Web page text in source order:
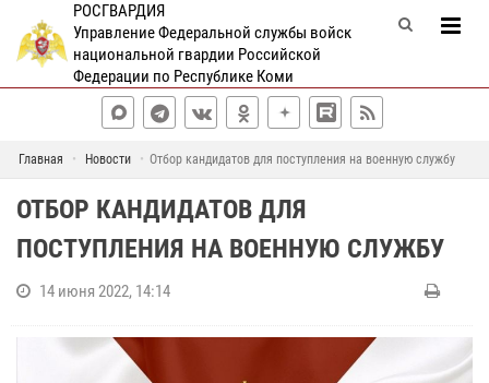
РОСГВАРДИЯ
Управление Федеральной службы войск
национальной гвардии Российской
Федерации по Республике Коми
Главная Новости Отбор кандидатов для поступления на военную службу
ОТБОР КАНДИДАТОВ ДЛЯ
ПОСТУПЛЕНИЯ НА ВОЕННУЮ СЛУЖБУ
14 июня 2022, 14:14